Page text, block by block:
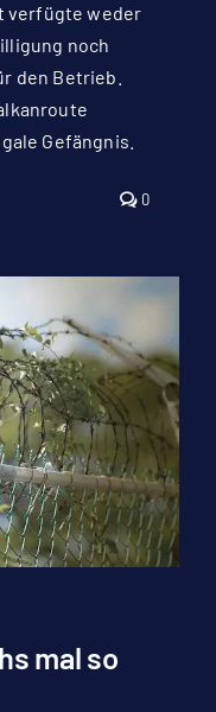
verfügte weder
noch
den Betrieb.
Gefängnis.
0
mal so